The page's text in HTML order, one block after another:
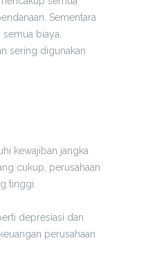
Sementara
biaya,
sering digunakan
kewajiban jangka
cukup, perusahaan
tinggi.
depresiasi dan
perusahaan